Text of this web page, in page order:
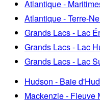
Atlantique -
Atlantique - Terre-
Grands Lacs - Lac
Grands Lacs - Lac
Grands Lacs - Lac
Hudson - Baie
Mackenzie - Fleuve